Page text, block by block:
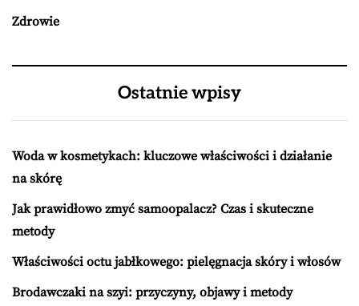
Zdrowie
Ostatnie wpisy
Woda w kosmetykach: kluczowe właściwości i działanie
na skórę
Jak prawidłowo zmyć samoopalacz? Czas i skuteczne
metody
Właściwości octu jabłkowego: pielęgnacja skóry i włosów
Brodawczaki na szyi: przyczyny, objawy i metody